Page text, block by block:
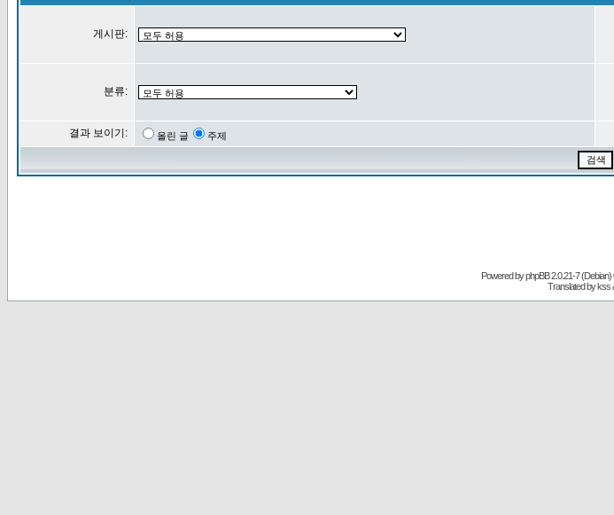
게시판:
분류:
결과 보이기: 올린 글 주제
Powered byphpBB2.0.21-7 (Debian)
Translated by kss